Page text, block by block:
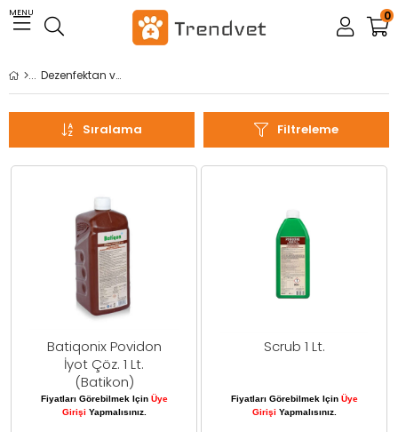
MENU 0
Dezenfektan ve Temizlik Ürünleri
Filtreleme
Sıralama
Batiqonix Povidon
İyot Çöz. 1 Lt.
(Batikon)
Fiyatları Görebilmek Için Üye
Girişi Yapmalısınız.
Scrub 1 Lt.
Fiyatları Görebilmek Için Üye
Girişi Yapmalısınız.